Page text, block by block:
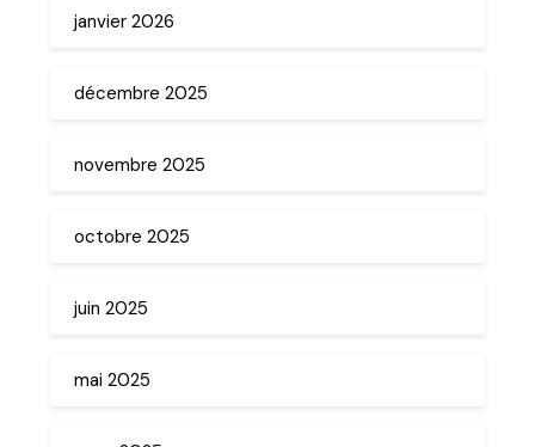
janvier 2026
décembre 2025
novembre 2025
octobre 2025
juin 2025
mai 2025